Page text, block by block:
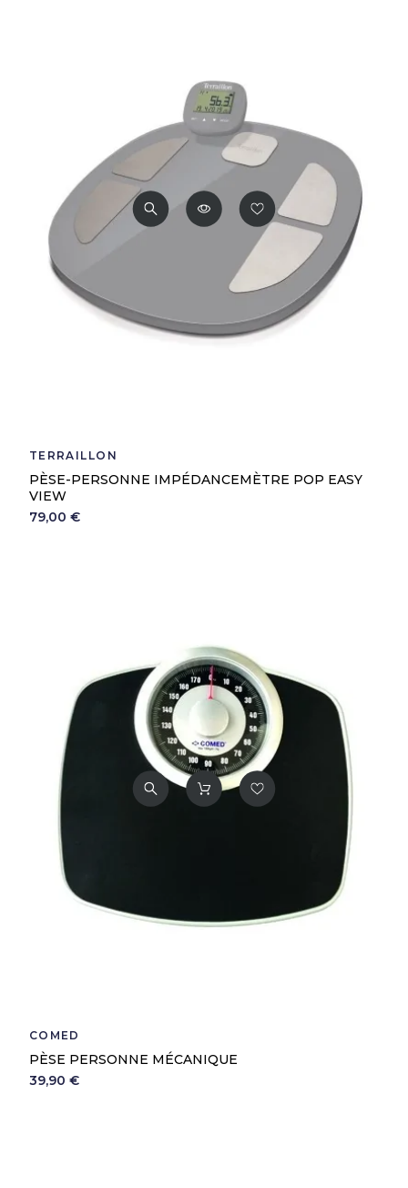
TERRAILLON
PÈSE-PERSONNE IMPÉDANCEMÈTRE POP EASY
VIEW
79,00 €
COMED
PÈSE PERSONNE MÉCANIQUE
39,90 €